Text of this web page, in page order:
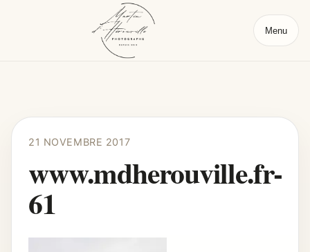
Menu
21 NOVEMBRE 2017
www.mdherouville.fr-
61